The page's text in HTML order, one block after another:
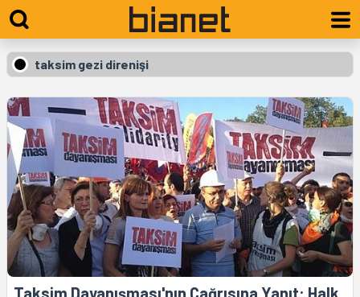
taksim gezi direnişi
Taksim Dayanışması'nın Çağrısına Yanıt: Halk